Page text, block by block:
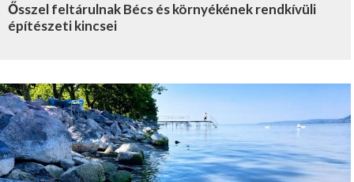
Ősszel feltárulnak Bécs és környékének rendkívüli
építészeti kincsei